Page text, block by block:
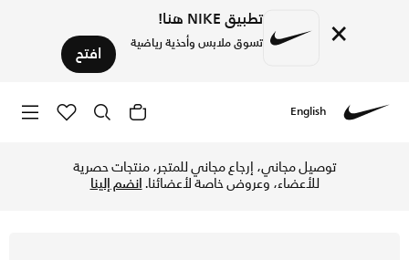
× تطبيق NIKE هنا!
تسوق ملابس وأحذية رياضية افتح
English
توصيل مجاني، إرجاع مجاني للمتجر، منتجات حصرية
للأعضاء، وعروض خاصة لأعضائنا.انضم إلينا